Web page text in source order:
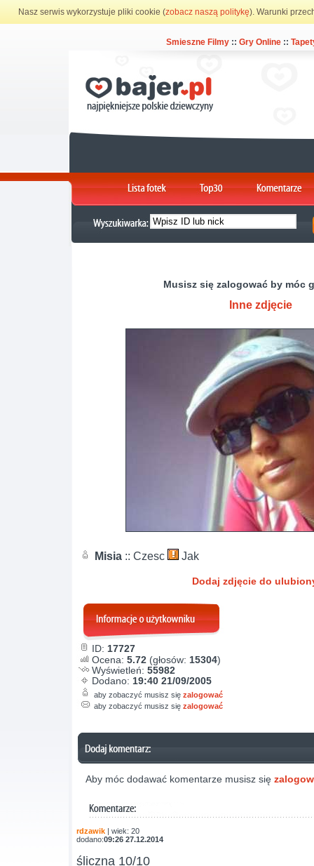
Nasz serwis wykorzystuje pliki cookie (zobacz naszą politykę). Warunki
Smieszne Filmy ::Gry Online ::
Musisz się zalogować by móc
Inne zdjęcie
Misia :: Czesc Jak
Dodaj zdjęcie do
ID: 17727
Ocena: 5.72 (głosów: 15304)
Wyświetleń: 55982
Dodano: 19:40 21/09/2005
aby zobaczyć musisz się zalogować
aby zobaczyć musisz się zalogować
Aby móc dodawać komentarze musisz się
rdzawik | wiek: 20
dodano:09:26 27.12.2014
śliczna 10/10